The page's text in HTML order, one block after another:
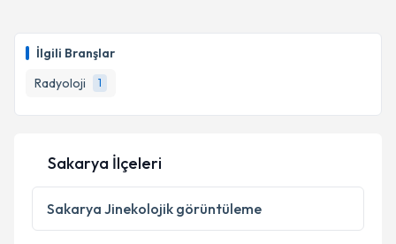
İlgili Branşlar
Radyoloji
1
için bir takvim hazırlandığında e-posta ile
bilgilendireceğiz.
E-posta Adresiniz
Kişisel verilerimin işlenmesine ilişkin
Metni'ni okudum ve kişisel verilerimin belirtilen
Sakarya İlçeleri
Sakarya Jinekolojik görüntüleme